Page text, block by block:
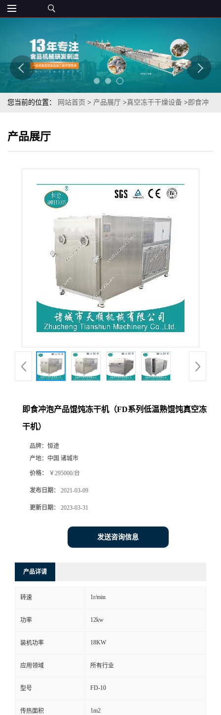
您当前的位置： 网站首页 > 产品展厅 >真空冻干干燥设备 > 即食冲
产品展厅
即食冲泡产品馄饨冻干机（FD系列低温熟馄饨真空冻
干机）
品牌： 恒途
产地： 中国 诸城市
价格： ￥295000/台
发布日期： 2021-03-09
更新日期： 2023-03-31
发送咨询信息
产品详请
转速 1r/min
功率 12kw
装机功率 18KW
应用领域 所有行业
型号 FD-10
传热面积 1m2